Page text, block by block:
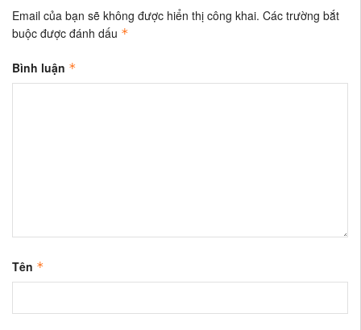
Email của bạn sẽ không được hiển thị công khai. Các trường bắt
buộc được đánh dấu *
Bình luận *
Tên *